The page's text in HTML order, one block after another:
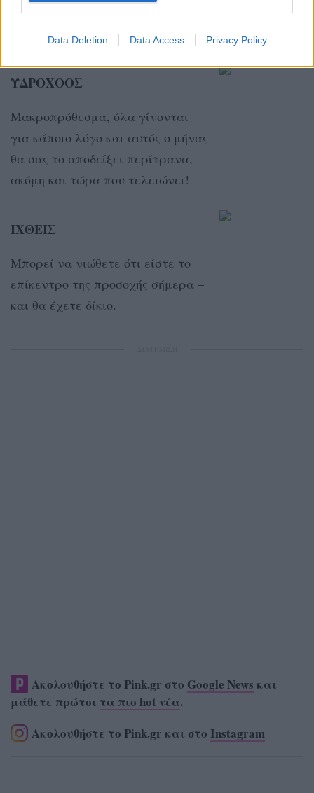
Data Deletion Data Access Privacy Policy
εμπιστοσύνη στη γενναιοδωρία
του σύμπαντος.
ΥΔΡΟΧΟΟΣ
Μακροπρόθεσμα, όλα γίνονται
για κάποιο λόγο και αυτός ο μήνας
θα σας το αποδείξει περίτρανα,
ακόμη και τώρα που τελειώνει!
ΙΧΘΕΙΣ
Μπορεί να νιώθετε ότι είστε το
επίκεντρο της προσοχής σήμερα –
και θα έχετε δίκιο.
Ακολουθήστε το Pink.gr στο Google News και
μάθετε πρώτοι τα πιο hot νέα.
Ακολουθήστε το Pink.gr και στο Instagram